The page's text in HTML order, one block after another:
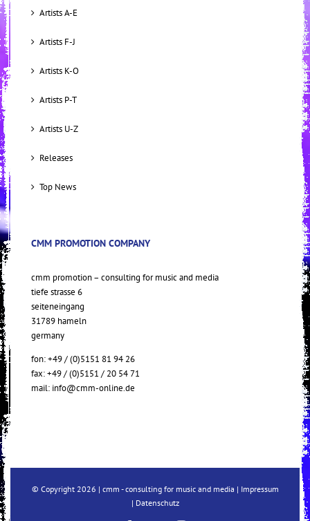
Artists A-E
Artists F-J
Artists K-O
Artists P-T
Artists U-Z
Releases
Top News
CMM PROMOTION COMPANY
cmm promotion – consulting for music and media
tiefe strasse 6
seiteneingang
31789 hameln
germany
fon: +49 / (0)5151 81 94 26
fax: +49 / (0)5151 / 20 54 71
mail: info@cmm-online.de
© Copyright 2026 | cmm - consulting for music and media | Impressum
| Datenschutz